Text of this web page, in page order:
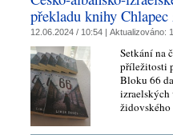
překladu knihy
12.06.2024 / 10:54 | Aktualizováno:
Setkání na
příležitosti
Bloku 66
izraelských